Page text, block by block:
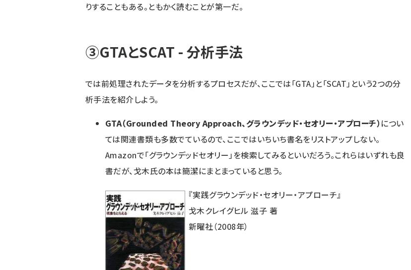
りすることもある。ともかく読むことが第一だ。
③GTAとSCAT - 分析手法
では前処理されたデータを分析するプロセスだが、ここでは「GTA」と「SCAT」という2つの分
析手法を紹介しよう。
GTA（Grounded Theory Approach、グラウンデッド・セオリー・アプローチ） につい
ては関連書類も多数でているので、ここではいちいち書名をリストアップしない。
Amazonで「グラウンデッドセオリー」を検索してみるといいだろう。これらはいずれも良
書だが、戈木氏の本は簡潔にまとまっていると思う。
『実践グラウンデッド・セオリー・アプローチ』
戈木クレイグヒル 滋子 著
新曜社（2008年）